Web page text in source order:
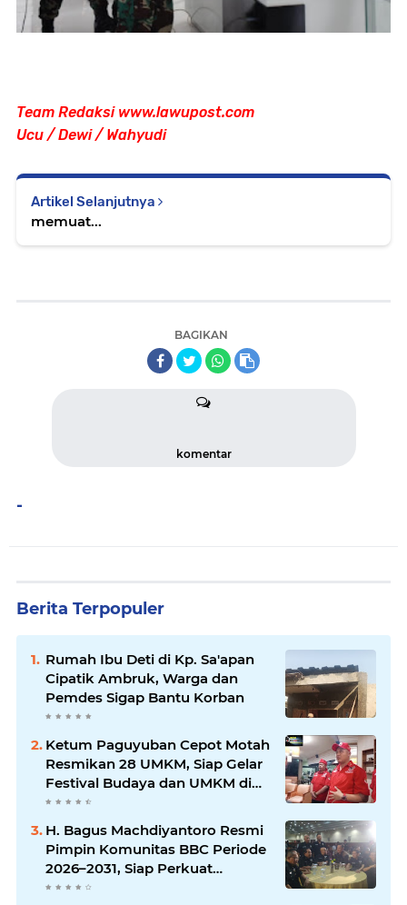
Team Redaksi www.lawupost.com
Ucu / Dewi / Wahyudi
Artikel Selanjutnya
memuat...
BAGIKAN
komentar
-
Berita Terpopuler
Rumah Ibu Deti di Kp. Sa'apan
Cipatik Ambruk, Warga dan
Pemdes Sigap Bantu Korban
Ketum Paguyuban Cepot Motah
Resmikan 28 UMKM, Siap Gelar
Festival Budaya dan UMKM di
Jalan Braga
H. Bagus Machdiyantoro Resmi
Pimpin Komunitas BBC Periode
2026–2031, Siap Perkuat
Solidaritas dan Hadirkan